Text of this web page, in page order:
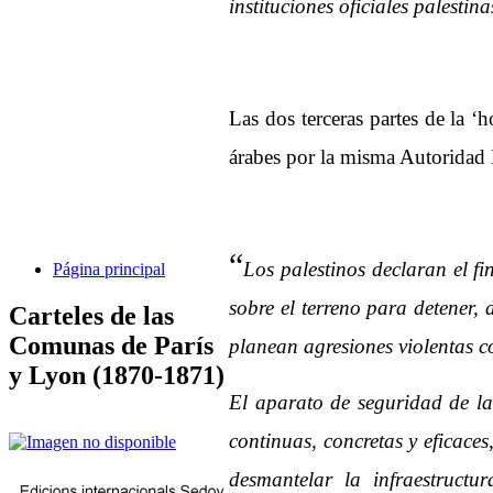
Página principal
Carteles de las
Comunas de París
y Lyon (1870-1871)
instituciones oficiales
Las dos terceras partes de la
árabes por la misma Autoridad
“Los palestinos declaran el
sobre el terreno para
planean agresiones violentas
El aparato de seguridad de
continuas, concretas y
desmantelar la